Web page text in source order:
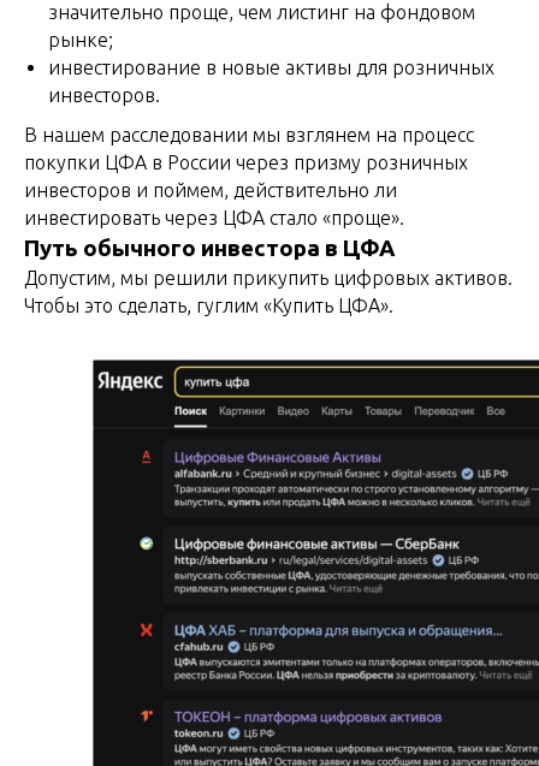
значительно проще, чем листинг на фондовом
рынке;
инвестирование в новые активы для розничных
инвесторов.
В нашем расследовании мы взглянем на процесс
покупки ЦФА в России через призму розничных
инвесторов и поймем, действительно ли
инвестировать через ЦФА стало «проще».
Путь обычного инвестора в ЦФА
Допустим, мы решили прикупить цифровых активов.
Чтобы это сделать, гуглим «Купить ЦФА».